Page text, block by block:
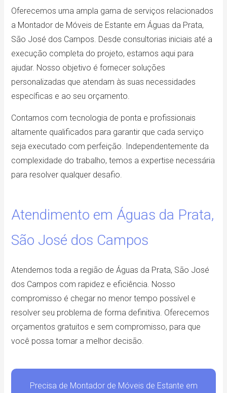
Oferecemos uma ampla gama de serviços relacionados
a Montador de Móveis de Estante em Águas da Prata,
São José dos Campos. Desde consultorias iniciais até a
execução completa do projeto, estamos aqui para
ajudar. Nosso objetivo é fornecer soluções
personalizadas que atendam às suas necessidades
específicas e ao seu orçamento.
Contamos com tecnologia de ponta e profissionais
altamente qualificados para garantir que cada serviço
seja executado com perfeição. Independentemente da
complexidade do trabalho, temos a expertise necessária
para resolver qualquer desafio.
Atendimento em Águas da Prata,
São José dos Campos
Atendemos toda a região de Águas da Prata, São José
dos Campos com rapidez e eficiência. Nosso
compromisso é chegar no menor tempo possível e
resolver seu problema de forma definitiva. Oferecemos
orçamentos gratuitos e sem compromisso, para que
você possa tomar a melhor decisão.
Precisa de Montador de Móveis de Estante em